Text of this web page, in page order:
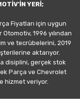
YERİ;
Fiyatları için uygun
1996 yılından
ve tecrübelerini, 2019
aktarıyor.
disiplini, gerçek stok
Parça ve Chevrolet
hizmet veriyor.